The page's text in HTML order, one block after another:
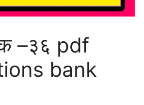
–३६ pdf
bank